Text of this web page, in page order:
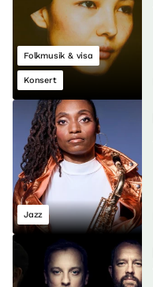
Folkmusik & visa
Konsert
Jazz